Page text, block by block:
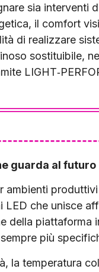
sia interventi
il comfort
di realizzare
sostituibile,
guarda al futuro
ambienti
LED che unisce
della
più
la temperatura